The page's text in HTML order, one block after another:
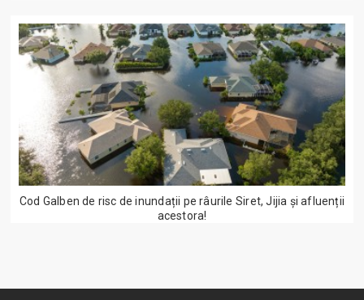
Cod Galben de risc de inundații pe râurile Siret, Jijia și afluenții
acestora!